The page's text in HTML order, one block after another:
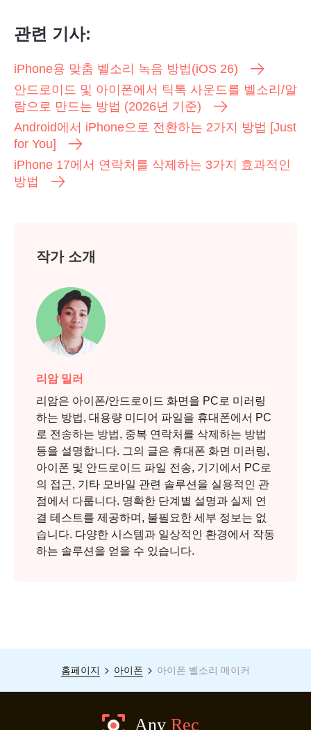
1 단계.
2 단계.
관련 기사:
iPhone용 맞춤 벨소리 녹음 방법(iOS 26)
안드로이드 및 아이폰에서 틱톡 사운드를 벨소리/알
람으로 만드는 방법 (2026년 기준)
Android에서 iPhone으로 전환하는 2가지 방법 [Just
for You]
iPhone 17에서 연락처를 삭제하는 3가지 효과적인
방법
작가 소개
리암 밀러
리암은 아이폰/안드로이드 화면을 PC로 미러링
하는 방법, 대용량 미디어 파일을 휴대폰에서 PC
로 전송하는 방법, 중복 연락처를 삭제하는 방법
등을 설명합니다. 그의 글은 휴대폰 화면 미러링,
아이폰 및 안드로이드 파일 전송, 기기에서 PC로
의 접근, 기타 모바일 관련 솔루션을 실용적인 관
점에서 다룹니다. 명확한 단계별 설명과 실제 연
결 테스트를 제공하며, 불필요한 세부 정보는 없
습니다. 다양한 시스템과 일상적인 환경에서 작동
하는 솔루션을 얻을 수 있습니다.
홈페이지 아이폰 아이폰 벨소리 메이커